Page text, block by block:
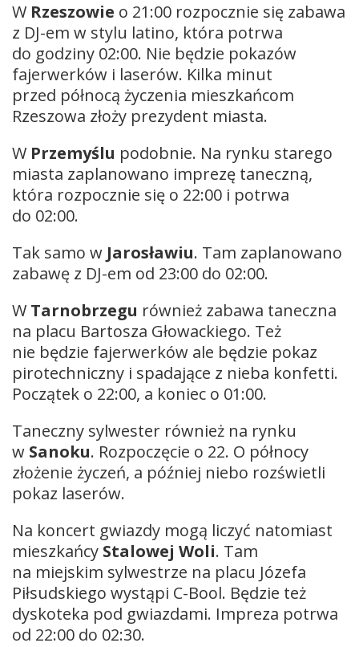
W Rzeszowie o 21:00 rozpocznie się zabawa
z DJ-em w stylu latino, która potrwa
do godziny 02:00. Nie będzie pokazów
fajerwerków i laserów. Kilka minut
przed północą życzenia mieszkańcom
Rzeszowa złoży prezydent miasta.
W Przemyślu podobnie. Na rynku starego
miasta zaplanowano imprezę taneczną,
która rozpocznie się o 22:00 i potrwa
do 02:00.
Tak samo w Jarosławiu. Tam zaplanowano
zabawę z DJ-em od 23:00 do 02:00.
W Tarnobrzegu również zabawa taneczna
na placu Bartosza Głowackiego. Też
nie będzie fajerwerków ale będzie pokaz
pirotechniczny i spadające z nieba konfetti.
Początek o 22:00, a koniec o 01:00.
Taneczny sylwester również na rynku
w Sanoku. Rozpoczęcie o 22. O północy
złożenie życzeń, a później niebo rozświetli
pokaz laserów.
Na koncert gwiazdy mogą liczyć natomiast
mieszkańcy Stalowej Woli. Tam
na miejskim sylwestrze na placu Józefa
Piłsudskiego wystąpi C-Bool. Będzie też
dyskoteka pod gwiazdami. Impreza potrwa
od 22:00 do 02:30.